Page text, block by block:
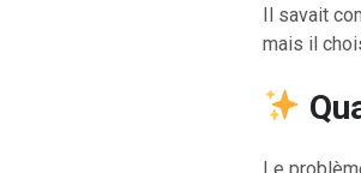
Il savait
mais il